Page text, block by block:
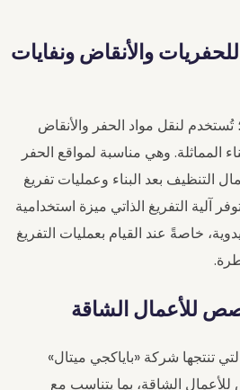
والأنقاض ونفايات
تُستخدم لنقل مواد الحفر والأنقاض
المماثلة. وهي مناسبة لمواقع الحفر
التنظيف بعد البناء وعمليات تفريغ
آلية التفريغ الذاتي ميزة استخدامية
خاصةً عند القيام بعمليات التفريغ
للأعمال الشاقة
تنتجها شركة «باياكجي ميتال»
الشاقة، بما يتناسب مع